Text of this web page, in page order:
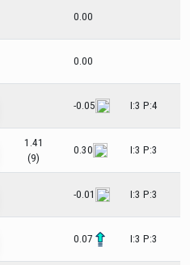
0.00
0.00
-0.05 I:3 P:4
1.41
(9)
0.30 I:3 P:3
-0.01 I:3 P:3
0.07 I:3 P:3